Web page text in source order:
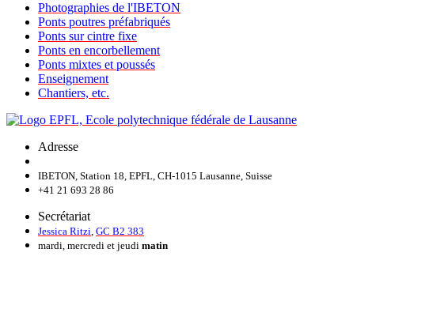
Photographies de l'IBETON
Ponts poutres préfabriqués
Ponts sur cintre fixe
Ponts en encorbellement
Ponts mixtes et poussés
Enseignement
Chantiers, etc.
Adresse
IBETON, Station 18, EPFL, CH-1015 Lausanne, Suisse
+41 21 693 28 86
Secrétariat
Jessica Ritzi GC B2 383
mardi, mercredi et jeudi matin